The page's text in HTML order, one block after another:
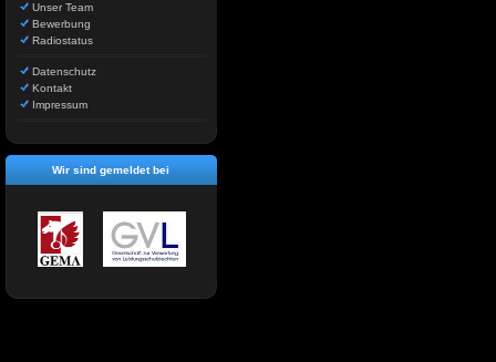
Unser Team
Bewerbung
Radiostatus
Datenschutz
Kontakt
Impressum
Wir sind gemeldet bei